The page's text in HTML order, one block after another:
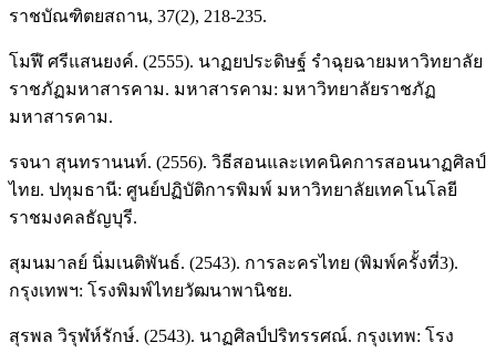
ราชบัณฑิตยสถาน, 37(2), 218-235.
โมฬี ศรีแสนยงค์. (2555). นาฏยประดิษฐ์ รำฉุยฉายมหาวิทยาลัย
ราชภัฏมหาสารคาม. มหาสารคาม: มหาวิทยาลัยราชภัฏ
มหาสารคาม.
รจนา สุนทรานนท์. (2556). วิธีสอนและเทคนิคการสอนนาฏศิลป์
ไทย. ปทุมธานี: ศูนย์ปฏิบัติการพิมพ์ มหาวิทยาลัยเทคโนโลยี
ราชมงคลธัญบุรี.
สุมนมาลย์ นิ่มเนติพันธ์. (2543). การละครไทย (พิมพ์ครั้งที่3).
กรุงเทพฯ: โรงพิมพ์ไทยวัฒนาพานิชย.
สุรพล วิรุฬห์รักษ์. (2543). นาฏศิลป์ปริทรรศณ์. กรุงเทพ: โรง